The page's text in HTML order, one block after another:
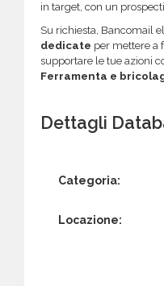
in target, con un
Su richiesta, Bancomail
dedicate per mettere a
supportare le tue azioni
Ferramenta e
Dettagli
Categoria:
Locazione: